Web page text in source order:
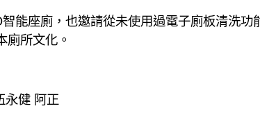
能座廁，也邀請從未使用過電子廁板清洗
廁所文化。
永健 阿正